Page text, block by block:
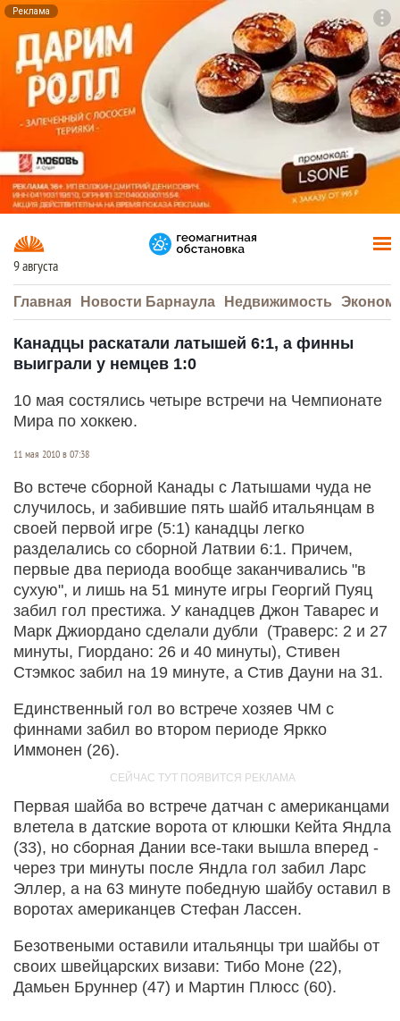
Реклама
9 августа
Главная Новости Барнаула Недвижимость
Канадцы раскатали латышей 6:1, а финны
выиграли у немцев 1:0
10 мая состялись четыре встречи на Чемпионате
Мира по хоккею.
11 мая 2010 в 07:38
Во встече сборной Канады с Латышами чуда не
случилось, и забившие пять шайб итальянцам в
своей первой игре (5:1) канадцы легко
разделались со сборной Латвии 6:1. Причем,
первые два периода вообще заканчивались "в
сухую", и лишь на 51 минуте игры Георгий Пуяц
забил гол престижа. У канадцев Джон Таварес и
Марк Джиордано сделали дубли (Траверс: 2 и 27
минуты, Гиордано: 26 и 40 минуты), Стивен
Стэмкос забил на 19 минуте, а Стив Дауни на 31.
Единственный гол во встрече хозяев ЧМ с
финнами забил во втором периоде Яркко
Иммонен (26).
Первая шайба во встрече датчан с американцами
влетела в датские ворота от клюшки Кейта Яндла
(33), но сборная Дании все-таки вышла вперед -
через три минуты после Яндла гол забил Ларс
Эллер, а на 63 минуте победную шайбу оставил в
воротах американцев Стефан Лассен.
Безотвеными оставили итальянцы три шайбы от
своих швейцарских визави: Тибо Моне (22),
Дамьен Бруннер (47) и Мартин Плюсс (60).